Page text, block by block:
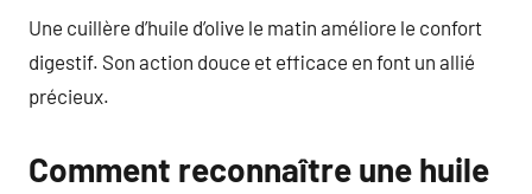
Une cuillère d’huile d’olive le matin améliore le confort
digestif. Son action douce et efficace en font un allié
précieux.
Comment reconnaître une huile